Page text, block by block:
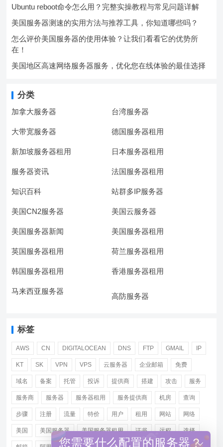
Ubuntu reboot命令怎么用？完整实操教程与常见问题详解
美国服务器测速的实用方法与推荐工具，你知道哪些吗？
怎么评价美国服务器的使用体验？让我们看看它的优势所
在！
美国地区高速网络服务器服务，优化您在线体验的最佳选择
分类
加拿大服务器 台湾服务器
大带宽服务器 德国服务器租用
新加坡服务器租用 日本服务器租用
服务器资讯 法国服务器租用
知识百科 站群多IP服务器
美国CN2服务器 美国云服务器
美国服务器新闻 美国服务器租用
英国服务器租用 荷兰服务器租用
韩国服务器租用 香港服务器租用
马来西亚服务器
高防服务器
标签
AWS CN DIGITALOCEAN DNS FTP GMAIL IP
KT SK VPN VPS 云服务器 企业邮箱 免费
域名 备案 托管 投诉 提供商 搭建 攻击 服务
服务商 服务器 服务器租用 服务提供商 机房 查询
步骤 注册 流量 特价 用户 租用 网站 网络
美国 美国服务器 美国服务器租用 证书 远程 选择
您需要什么配置的服务器？